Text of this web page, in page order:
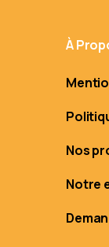
À
Nos
Notre